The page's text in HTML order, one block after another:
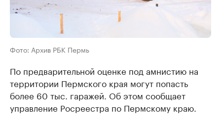
Фото: Архив РБК Пермь
По предварительной оценке под амнистию на
территории Пермского края могут попасть
более 60 тыс. гаражей. Об этом сообщает
управление Росреестра по Пермскому краю.